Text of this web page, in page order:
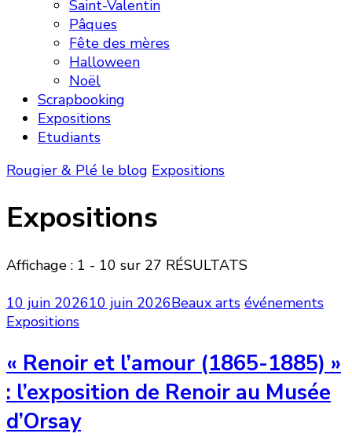
Saint-Valentin
Pâques
Fête des mères
Halloween
Noël
Scrapbooking
Expositions
Etudiants
Rougier & Plé le blog Expositions
Expositions
Affichage : 1 - 10 sur 27 RÉSULTATS
10 juin 202610 juin 2026Beaux arts événements
Expositions
« Renoir et l’amour (1865-1885) »
: l’exposition de Renoir au Musée
d’Orsay